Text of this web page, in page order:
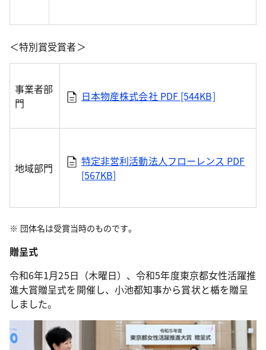
＜特別賞受賞者＞
事業者部
門
日本物産株式会社 PDF [544KB]
地域部門 特定非営利活動法人フローレンス PDF
[567KB]
団体名は受賞当時のものです。
贈呈式
令和6年1月25日（木曜日）、令和5年度東京都女性活躍推
進大賞贈呈式を開催し、小池都知事から賞状と楯を贈呈
しました。